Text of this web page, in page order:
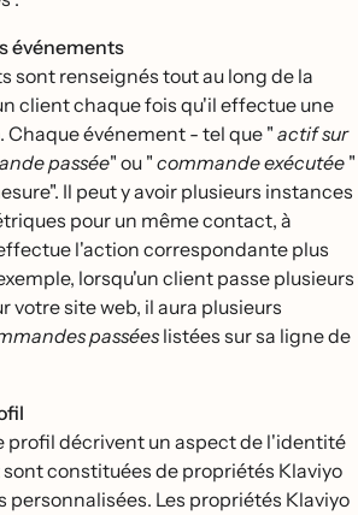
événements
sont renseignés tout au long de la
client chaque fois qu'il effectue une
Chaque événement - tel que " actif sur
passée" ou " commande exécutée "
Il peut y avoir plusieurs instances
pour un même contact, à
l'action correspondante plus
lorsqu'un client passe plusieurs
votre site web, il aura plusieurs
passéeslistées sur sa ligne de
profil décrivent un aspect de l'identité
constituées de propriétés Klaviyo
personnalisées. Les propriétés Klaviyo